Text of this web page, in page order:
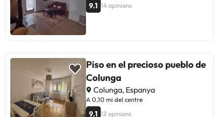
9.1 14 opinions
Piso en el precioso pueblo de
Colunga
Colunga, Espanya
A 0,10 mi del centre
9.1 12 opinions